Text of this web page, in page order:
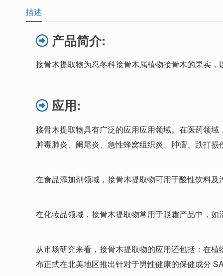
描述
产品简介:
接骨木提取物为忍冬科接骨木属植物接骨木的果实，
应用:
接骨木提取物具有广泛的应用应用领域。在医药领
肿毒肺炎、阑尾炎、急性蜂窝组织炎、肿瘤、跌打损
在食品添加剂领域，接骨木提取物可用于酸性饮料及
在化妆品领域，接骨木提取物常用于眼霜产品中，
从市场研究来看，接骨木提取物的应用还包括：在
布正式在北美地区推出针对于男性健康的保健成分